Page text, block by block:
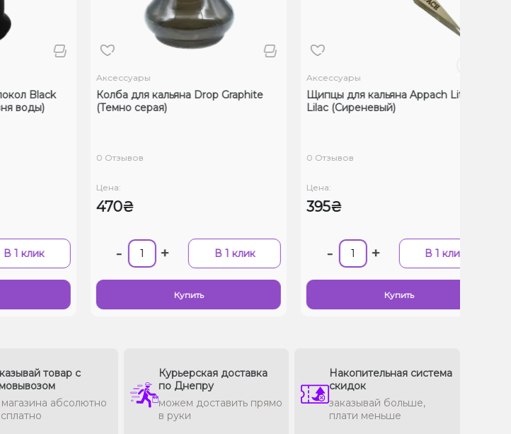
Black
воды)
В 1 клик
Аксессуары
Колба для кальяна Drop Graphite
(Темно серая)
0 Отзывов
Цена:
470₴
- + В 1 клик
Купить
Аксессуары
Щипцы для кальяна Appach Lite
Lilac (Сиреневый)
0 Отзывов
Цена:
395₴
- + В 1 клик
Купить
товар с
магазина абсолютно
Курьерская доставка
по Днепру
можем доставить прямо
в руки
Накопительная система
скидок
заказывай больше,
плати меньше